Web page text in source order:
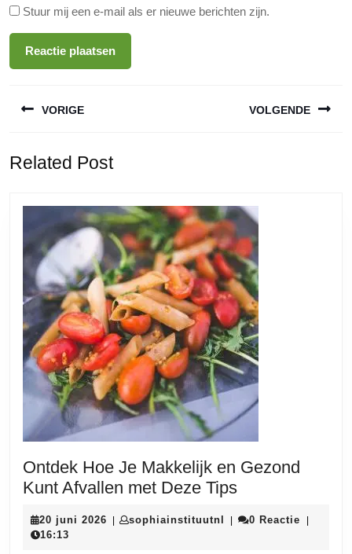
Stuur mij een e-mail als er nieuwe berichten zijn.
VORIGE
bericht:
VOLGENDE
Related Post
Ontdek Hoe Je Makkelijk en Gezond
Kunt Afvallen met Deze TipsOntdek
Je
20 juni 2026 20| sophiainstituutnl sophiainstituutnl
| 0 Reactie |
16:13